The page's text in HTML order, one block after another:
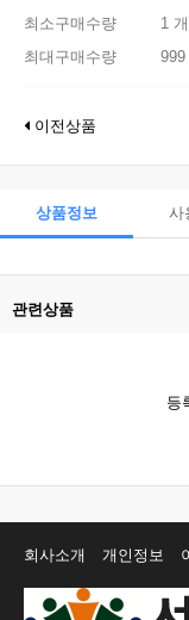
최소구매수량
1 개
최대구매수량
999
이전상품
상품정보 사
관련상품
등
회사소개 개인정보